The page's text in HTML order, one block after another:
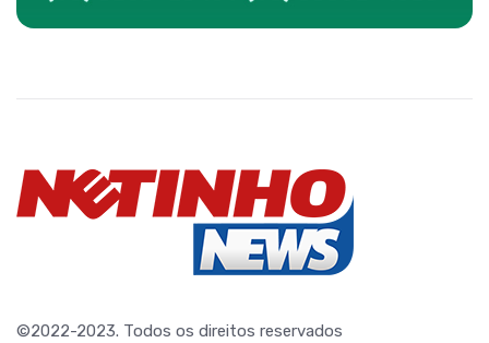
©2022-2023. Todos os direitos reservados